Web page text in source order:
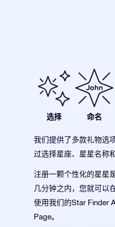
选择 命名
我们提供了多款礼物选
过选择星座、星星名称
注册一颗个性化的星星
几分钟之内，您就可以
使用我们的Star Finder
Page。